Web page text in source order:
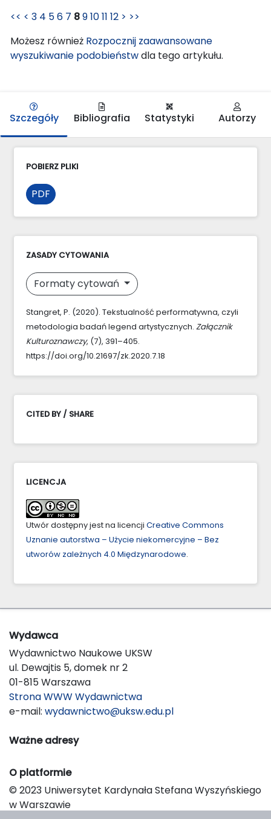
<< < 3 4 56 7 891011 12 > >>
Możesz również Rozpocznij zaawansowane
wyszukiwanie podobieństwdla tego artykułu.
Szczegóły Bibliografia Statystyki Autorzy
POBIERZ PLIKI
PDF
ZASADY CYTOWANIA
Formaty cytowań
Stangret, P. (2020). Tekstualność performatywna, czyli
metodologia badań legend artystycznych. Załącznik
Kulturoznawczy, (7), 391–405.
https://doi.org/10.21697/zk.2020.7.18
CITED BY / SHARE
LICENCJA
Utwór dostępny jest na licencji Creative Commons
Uznanie autorstwa – Użycie niekomercyjne – Bez
utworów zależnych 4.0 Międzynarodowe.
Wydawca
Wydawnictwo Naukowe UKSW
ul. Dewajtis 5, domek nr 2
01-815 Warszawa
Strona WWW Wydawnictwa
e-mail: wydawnictwo@uksw.edu.pl
Ważne adresy
O platformie
© 2023 Uniwersytet Kardynała Stefana Wyszyńskiego
w Warszawie